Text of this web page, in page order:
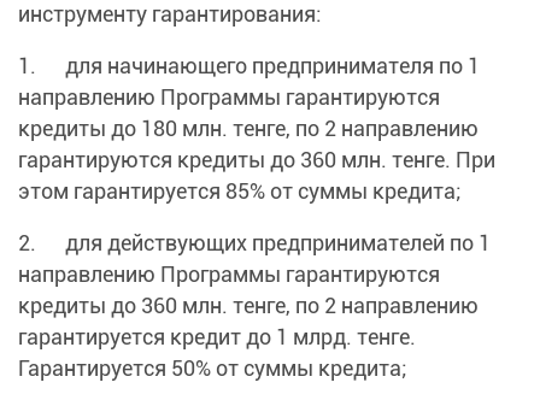
инструменту гарантирования:
1. для начинающего предпринимателя по 1
направлению Программы гарантируются
кредиты до 180 млн. тенге, по 2 направлению
гарантируются кредиты до 360 млн. тенге. При
этом гарантируется 85% от суммы кредита;
2. для действующих предпринимателей по 1
направлению Программы гарантируются
кредиты до 360 млн. тенге, по 2 направлению
гарантируется кредит до 1 млрд. тенге.
Гарантируется 50% от суммы кредита;